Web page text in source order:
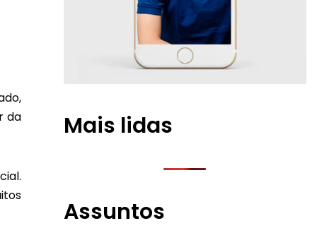
da
Mais lidas
Assuntos